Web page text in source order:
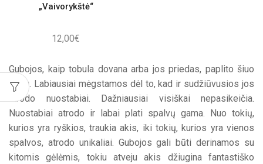
„Vaivorykštė“
12,00€
Gubojos, kaip tobula dovana arba jos priedas, paplito šiuo
metu. Labiausiai mėgstamos dėl to, kad ir sudžiūvusios jos
atrodo nuostabiai. Dažniausiai visiškai nepasikeičia.
Nuostabiai atrodo ir labai plati spalvų gama. Nuo tokių,
kurios yra ryškios, traukia akis, iki tokių, kurios yra vienos
spalvos, atrodo unikaliai. Gubojos gali būti derinamos su
kitomis gėlėmis, tokiu atveju akis džiugina fantastiško